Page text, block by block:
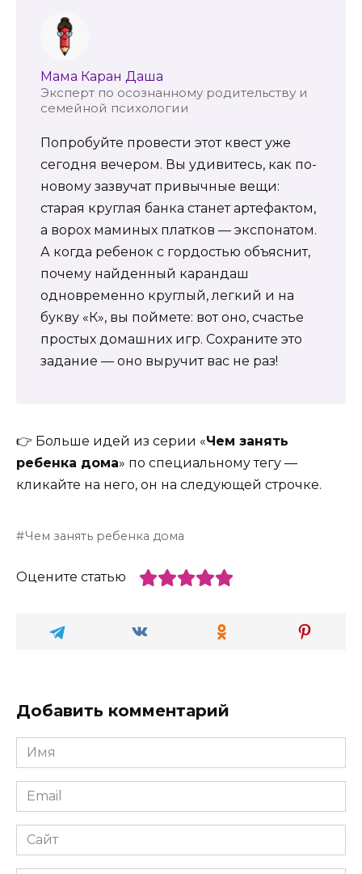
Мама Каран Даша
Эксперт по осознанному родительству и
семейной психологии
Попробуйте провести этот квест уже
сегодня вечером. Вы удивитесь, как по-
новому зазвучат привычные вещи:
старая круглая банка станет артефактом,
а ворох маминых платков — экспонатом.
А когда ребенок с гордостью объяснит,
почему найденный карандаш
одновременно круглый, легкий и на
букву «К», вы поймете: вот оно, счастье
простых домашних игр. Сохраните это
задание — оно выручит вас не раз!
👉 Больше идей из серии «Чем занять
ребенка дома» по специальному тегу —
кликайте на него, он на следующей строчке.
Чем занять ребенка дома
Оцените статью
Добавить комментарий
Имя
Email
Сайт